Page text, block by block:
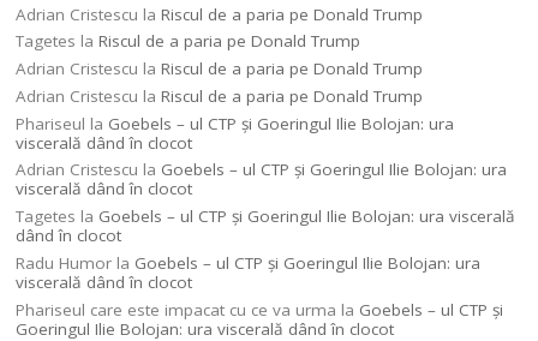
Adrian Cristescu laRiscul de a paria pe Donald Trump
Tagetes laRiscul de a paria pe Donald Trump
Adrian Cristescu laRiscul de a paria pe Donald Trump
Adrian Cristescu laRiscul de a paria pe Donald Trump
Phariseul la Goebels – ul CTP şi Goeringul Ilie Bolojan: ura
viscerală dând în clocot
Adrian Cristescu la Goebels – ul CTP şi Goeringul Ilie Bolojan: ura
viscerală dând în clocot
Tagetes la Goebels – ul CTP şi Goeringul Ilie Bolojan: ura viscerală
dând în clocot
Radu Humor la Goebels – ul CTP şi Goeringul Ilie Bolojan: ura
viscerală dând în clocot
Phariseul care este impacat cu ce va urma la Goebels – ul CTP şi
Goeringul Ilie Bolojan: ura viscerală dând în clocot